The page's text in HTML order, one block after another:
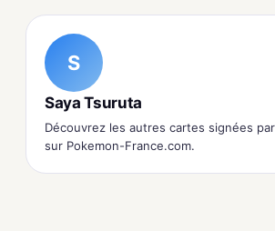
S
Saya Tsuruta
Découvrez les autres cartes signées par
sur Pokemon-France.com.